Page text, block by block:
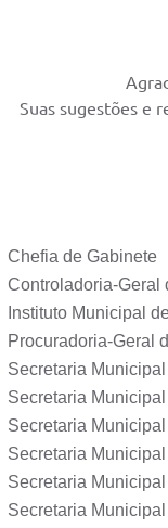
Suas sugestões e
Chefia de Gabinete
Controladoria-Geral
Instituto Municipal
Procuradoria-Geral
Secretaria
Secretaria
Secretaria
Secretaria
Secretaria
Secretaria